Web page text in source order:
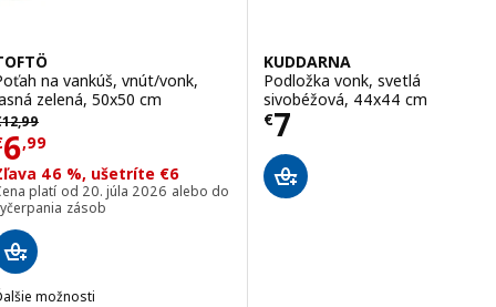
na vankúš, vnút/vonk,
zelená, 50x50 cm
12,99 cena € 12,99
6,99 € 6,99
46 %, ušetríte €6
platí od 20. júla 2026 alebo do
zásob
možnosti
KUDDARNA
Podložka vonk, svetlá
sivobéžová, 44x44 cm
€7
Cena € 7